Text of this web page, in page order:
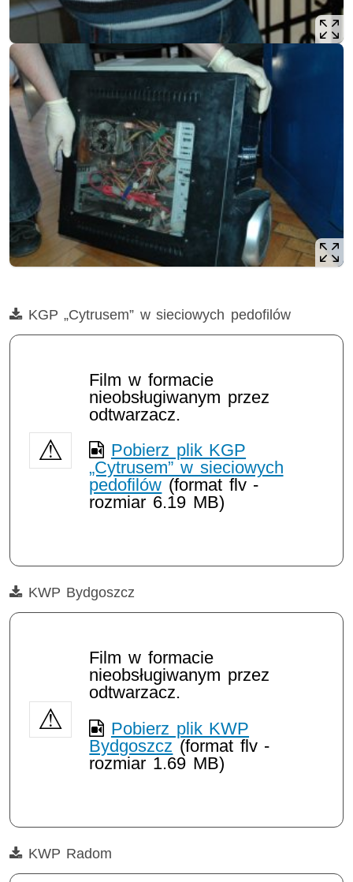
Film
KGP „Cytrusem” w sieciowych pedofilów
Film w formacie
nieobsługiwanym przez
odtwarzacz.
Pobierz plik KGP
„Cytrusem” w sieciowych
pedofilów (format flv -
rozmiar 6.19 MB)
Film
KWP Bydgoszcz
Film w formacie
nieobsługiwanym przez
odtwarzacz.
Pobierz plik KWP
Bydgoszcz (format flv -
rozmiar 1.69 MB)
Film
KWP Radom